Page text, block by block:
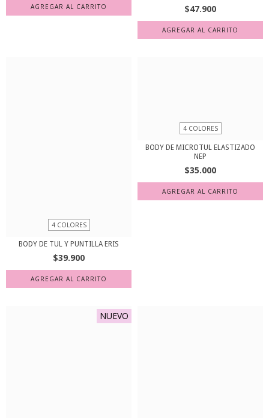
AGREGAR AL CARRITO $47.900
AGREGAR AL CARRITO
4 COLORES
BODY DE TUL Y PUNTILLA ERIS
$39.900
AGREGAR AL CARRITO
4 COLORES
BODY DE MICROTUL ELASTIZADO
NEP
$35.000
AGREGAR AL CARRITO
NUEVO